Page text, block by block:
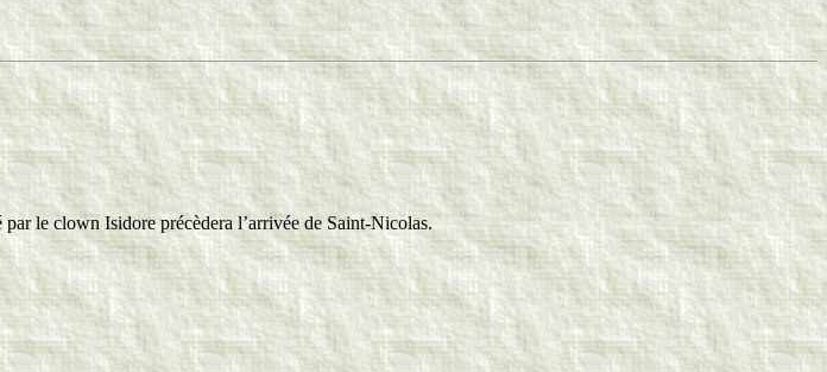
le clown Isidore précèdera l’arrivée de Saint-Nicolas.